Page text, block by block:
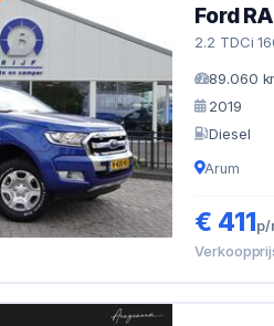
Ford
2.2 TDCi
89.060
2019
Diesel
Arum
€ 411p/